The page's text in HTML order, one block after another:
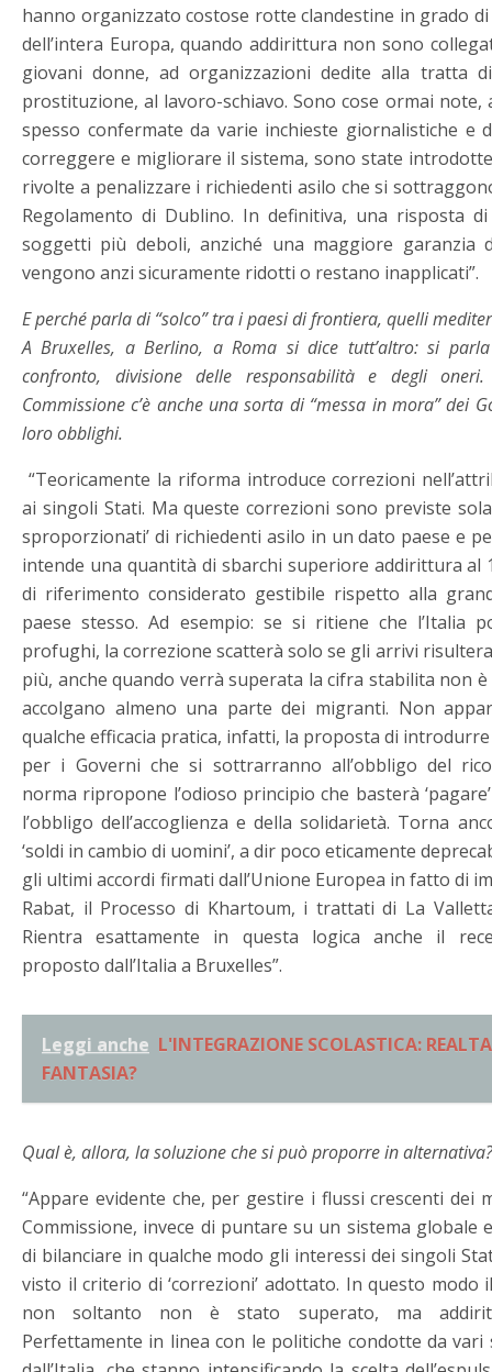
hanno organizzato costose rotte clandestine in grado
dell’intera Europa, quando addirittura non sono
giovani donne, ad organizzazioni dedite alla tratta
prostituzione, al lavoro-schiavo. Sono cose ormai note,
spesso confermate da varie inchieste giornalistiche e
correggere e migliorare il sistema, sono state
rivolte a penalizzare i richiedenti asilo che si
Regolamento di Dublino. In definitiva, una risposta
soggetti più deboli, anziché una maggiore
vengono anzi sicuramente ridotti o restano inapplicati”.
E perché parla di “solco” tra i paesi di frontiera, quelli
A Bruxelles, a Berlino, a Roma si dice tutt’altro: si
confronto, divisione delle responsabilità e degli
Commissione c’è anche una sorta di “messa in mora” dei
loro obblighi.
“Teoricamente la riforma introduce correzioni
ai singoli Stati. Ma queste correzioni sono previste
sproporzionati’ di richiedenti asilo in un dato paese e
intende una quantità di sbarchi superiore addirittura al
di riferimento considerato gestibile rispetto alla
paese stesso. Ad esempio: se si ritiene che l’Italia
profughi, la correzione scatterà solo se gli arrivi
più, anche quando verrà superata la cifra stabilita non
accolgano almeno una parte dei migranti. Non
qualche efficacia pratica, infatti, la proposta di
per i Governi che si sottrarranno all’obbligo del
norma ripropone l’odioso principio che basterà
l’obbligo dell’accoglienza e della solidarietà. Torna
‘soldi in cambio di uomini’, a dir poco eticamente
gli ultimi accordi firmati dall’Unione Europea in fatto di
Rabat, il Processo di Khartoum, i trattati di La
Rientra esattamente in questa logica anche il
proposto dall’Italia a Bruxelles”.
Leggi anche L'INTEGRAZIONE SCOLASTICA:
FANTASIA?
Qual è, allora, la soluzione che si può proporre in alternativa?
“Appare evidente che, per gestire i flussi crescenti dei
Commissione, invece di puntare su un sistema globale
di bilanciare in qualche modo gli interessi dei singoli
visto il criterio di ‘correzioni’ adottato. In questo modo
non soltanto non è stato superato, ma
Perfettamente in linea con le politiche condotte da vari